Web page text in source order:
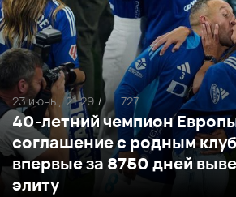
40-летний чемпион
соглашение с родным
впервые за 8750 дней
элиту
23 июнь , 21:29 / 727